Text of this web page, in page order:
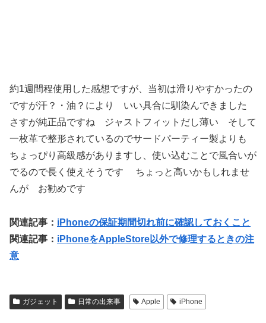
約1週間程使用した感想ですが、当初は滑りやすかったの
ですが汗？・油？により いい具合に馴染んできました
さすが純正品ですね ジャストフィットだし薄い そして
一枚革で整形されているのでサードパーティー製よりも
ちょっぴり高級感がありますし、使い込むことで風合いが
でるので長く使えそうです ちょっと高いかもしれませ
んが お勧めです
関連記事： iPhoneの保証期間切れ前に確認しておくこと
関連記事： iPhoneをAppleStore以外で修理するときの注
意
ガジェット 日常の出来事 Apple iPhone